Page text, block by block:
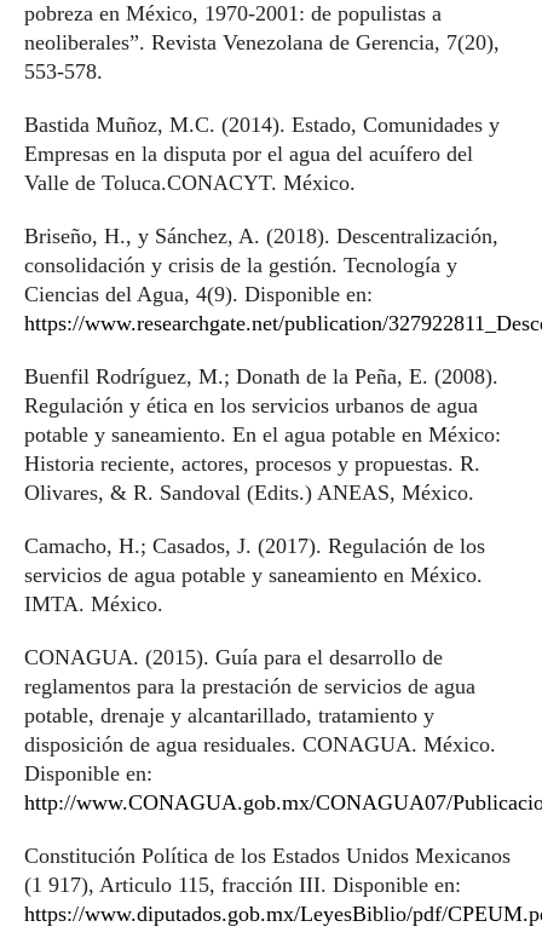
pobreza en México, 1970-2001: de populistas a
neoliberales”. Revista Venezolana de Gerencia, 7(20),
553-578.
Bastida Muñoz, M.C. (2014). Estado, Comunidades y
Empresas en la disputa por el agua del acuífero del
Valle de Toluca.CONACYT. México.
Briseño, H., y Sánchez, A. (2018). Descentralización,
consolidación y crisis de la gestión. Tecnología y
Ciencias del Agua, 4(9). Disponible en:
https://www.researchgate.net/publication/
Buenfil Rodríguez, M.; Donath de la Peña, E. (2008).
Regulación y ética en los servicios urbanos de agua
potable y saneamiento. En el agua potable en México:
Historia reciente, actores, procesos y propuestas. R.
Olivares, & R. Sandoval (Edits.) ANEAS, México.
Camacho, H.; Casados, J. (2017). Regulación de los
servicios de agua potable y saneamiento en México.
IMTA. México.
CONAGUA. (2015). Guía para el desarrollo de
reglamentos para la prestación de servicios de agua
potable, drenaje y alcantarillado, tratamiento y
disposición de agua residuales. CONAGUA. México.
Disponible en:
http://www.CONAGUA.gob.mx/CONAGUA07/
Constitución Política de los Estados Unidos Mexicanos
(1 917), Articulo 115, fracción III. Disponible en:
https://www.diputados.gob.mx/LeyesBiblio/pdf/